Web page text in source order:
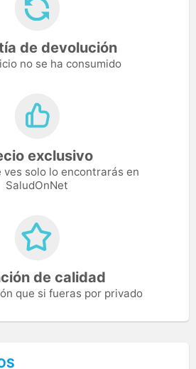
de devolución
no se ha consumido
exclusivo
ves solo lo encontrarás en
SaludOnNet
de calidad
que si fueras por privado